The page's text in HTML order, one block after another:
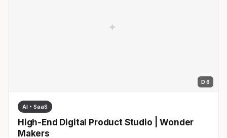
D 6
AI・SaaS
High-End Digital Product Studio | Wonder
Makers